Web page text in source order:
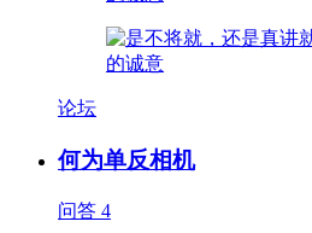
论坛
何为单反相机
问答 4